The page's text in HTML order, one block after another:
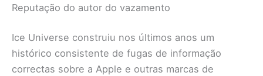
Reputação do autor do vazamento
Ice Universe construiu nos últimos anos um
histórico consistente de fugas de informação
correctas sobre a Apple e outras marcas de